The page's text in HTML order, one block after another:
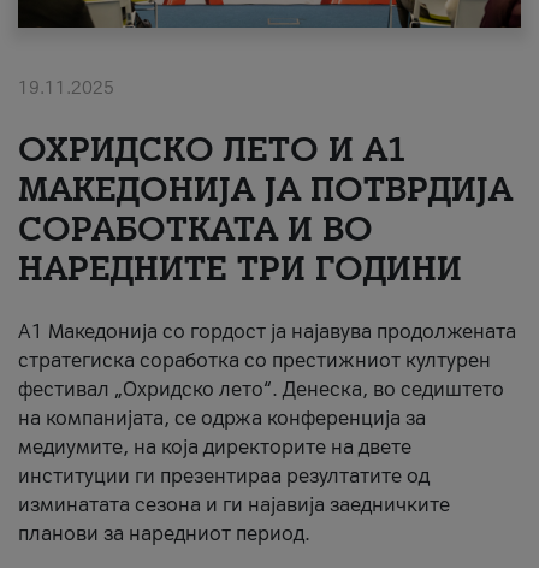
Надополни кредит
#ПодобарОнлајн
19.11.2025
ОХРИДСКО ЛЕТО И A1
МАКЕДОНИЈА ЈА ПОТВРДИЈА
СОРАБОТКАТА И ВО
НАРЕДНИТЕ ТРИ ГОДИНИ
A1 Македонија со гордост ја најавува продолжената
стратегиска соработка со престижниот културен
фестивал „Охридско лето“. Денеска, во седиштето
на компанијата, се одржа конференција за
медиумите, на која директорите на двете
институции ги презентираа резултатите од
изминатата сезона и ги најавија заедничките
планови за наредниот период.